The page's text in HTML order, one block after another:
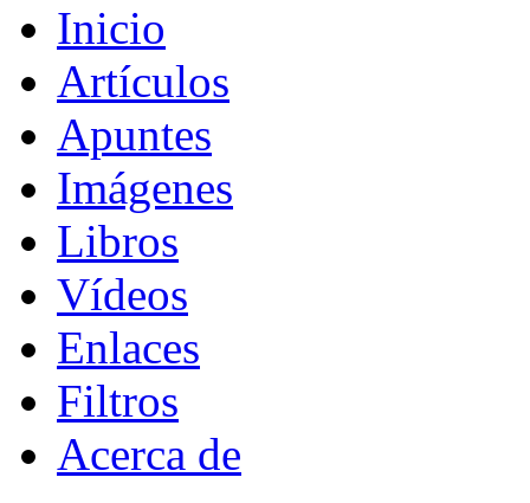
Inicio
Artículos
Apuntes
Imágenes
Libros
Vídeos
Enlaces
Filtros
Acerca de